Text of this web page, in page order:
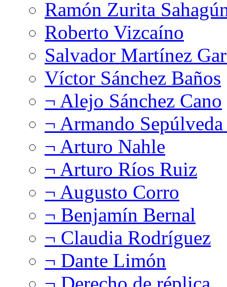
Ramón Zurita
Roberto Vizcaíno
Salvador Martínez
Víctor Sánchez Baños
¬ Alejo Sánchez Cano
¬ Armando
¬ Arturo Nahle
¬ Arturo Ríos Ruiz
¬ Augusto Corro
¬ Benjamín Bernal
¬ Claudia Rodríguez
¬ Dante Limón